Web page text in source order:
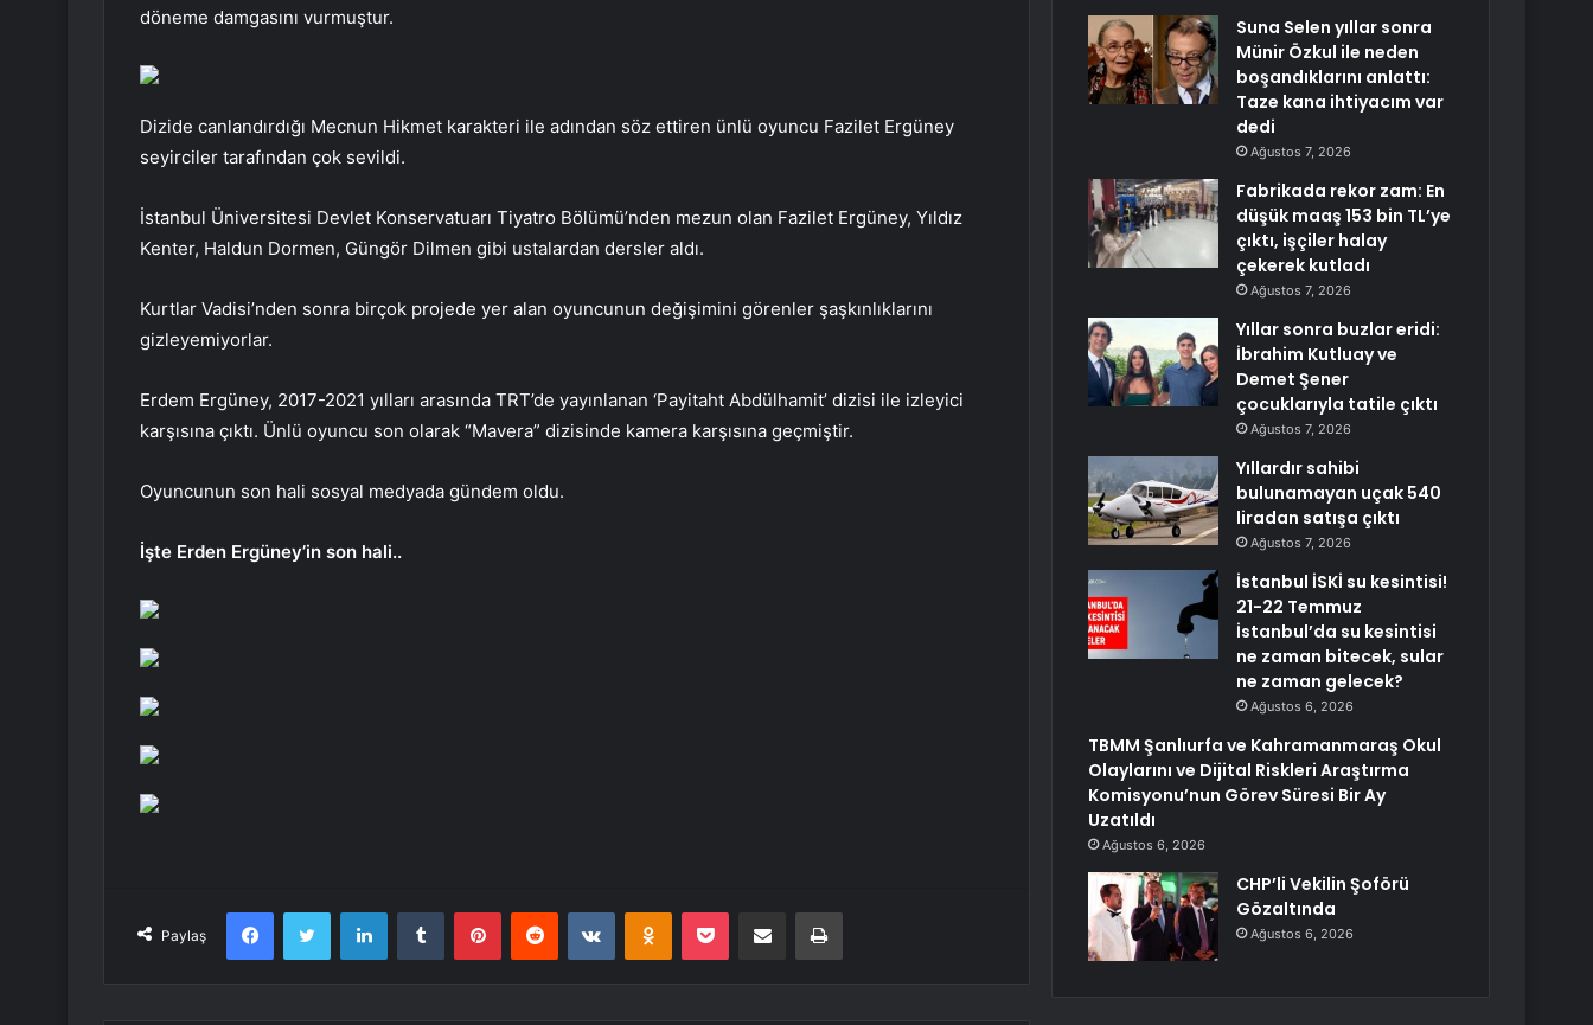
döneme damgasını vurmuştur.
Dizide canlandırdığı Mecnun Hikmet karakteri ile adından söz ettiren ünlü oyuncu Fazilet Ergüney
seyirciler tarafından çok sevildi.
İstanbul Üniversitesi Devlet Konservatuarı Tiyatro Bölümü’nden mezun olan Fazilet Ergüney, Yıldız
Kenter, Haldun Dormen, Güngör Dilmen gibi ustalardan dersler aldı.
Kurtlar Vadisi’nden sonra birçok projede yer alan oyuncunun değişimini görenler şaşkınlıklarını
gizleyemiyorlar.
Erdem Ergüney, 2017-2021 yılları arasında TRT’de yayınlanan ‘Payitaht Abdülhamit’ dizisi ile izleyici
karşısına çıktı. Ünlü oyuncu son olarak “Mavera” dizisinde kamera karşısına geçmiştir.
Oyuncunun son hali sosyal medyada gündem oldu.
İşte Erden Ergüney’in son hali..
Paylaş
FacebookTwitter LinkedInTumblr PinterestReddit VKontakteOdnoklassniki
Pocket E-Posta ile paylaş Yazdır
Suna Selen yıllar sonra
Münir Özkul ile neden
boşandıklarını anlattı:
Taze kana ihtiyacım var
dedi
Ağustos 7, 2026
Fabrikada rekor zam: En
düşük maaş 153 bin TL’ye
çıktı, işçiler halay
çekerek kutladı
Ağustos 7, 2026
Yıllar sonra buzlar eridi:
İbrahim Kutluay ve
Demet Şener
çocuklarıyla tatile çıktı
Ağustos 7, 2026
Yıllardır sahibi
bulunamayan uçak 540
liradan satışa çıktı
Ağustos 7, 2026
İstanbul İSKİ su kesintisi!
21-22 Temmuz
İstanbul’da su kesintisi
ne zaman bitecek, sular
ne zaman gelecek?
Ağustos 6, 2026
TBMM Şanlıurfa ve Kahramanmaraş Okul
Olaylarını ve Dijital Riskleri Araştırma
Komisyonu’nun Görev Süresi Bir Ay
Uzatıldı
Ağustos 6, 2026
CHP’li Vekilin Şoförü
Gözaltında
Ağustos 6, 2026